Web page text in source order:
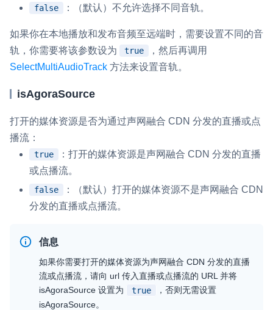
false ：（默认）不允许选择不同音轨。
如果你在本地播放和发布音频至远端时，需要设置不同的音
轨，你需要将该参数设为
true
，然后再调用
SelectMultiAudioTrack 方法来设置音轨。
isAgoraSource
打开的媒体资源是否为通过声网融合 CDN 分发的直播或点
播流：
true
：打开的媒体资源是声网融合 CDN 分发的直播
或点播流。
false
：（默认）打开的媒体资源不是声网融合 CDN
分发的直播或点播流。
信息
如果你需要打开的媒体资源为声网融合 CDN 分发的直播
流或点播流，请向 url 传入直播或点播流的 URL 并将
isAgoraSource 设置为 true
，否则无需设置
isAgoraSource。